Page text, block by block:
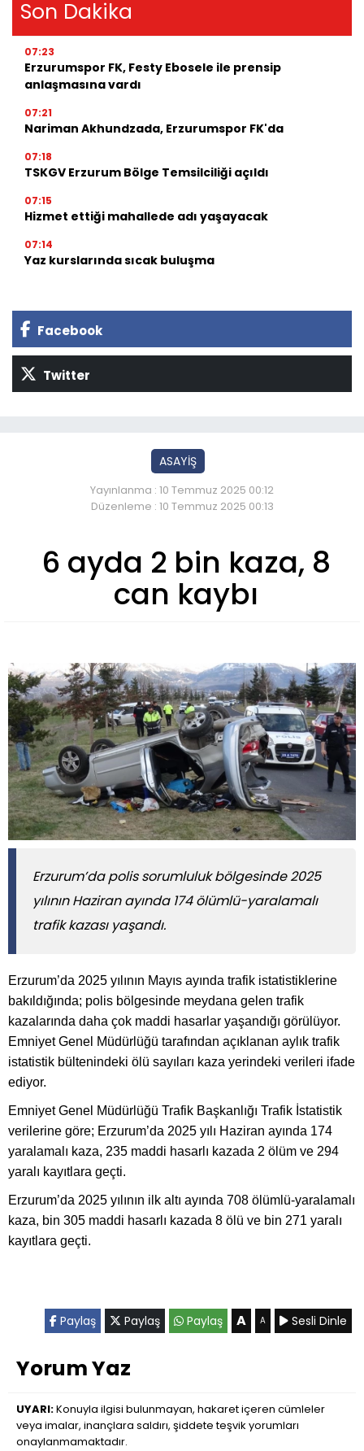
Son Dakika
07:23
Erzurumspor FK, Festy Ebosele ile prensip
anlaşmasına vardı
07:21
Nariman Akhundzada, Erzurumspor FK'da
07:18
TSKGV Erzurum Bölge Temsilciliği açıldı
07:15
Hizmet ettiği mahallede adı yaşayacak
07:14
Yaz kurslarında sıcak buluşma
Facebook
Twitter
ASAYİŞ
Yayınlanma : 10 Temmuz 2025 00:12
Düzenleme : 10 Temmuz 2025 00:13
6 ayda 2 bin kaza, 8
can kaybı
​​​​​​​Erzurum’da polis sorumluluk bölgesinde 2025
yılının Haziran ayında 174 ölümlü-yaralamalı
trafik kazası yaşandı.
Erzurum’da 2025 yılının Mayıs ayında trafik istatistiklerine
bakıldığında; polis bölgesinde meydana gelen trafik
kazalarında daha çok maddi hasarlar yaşandığı görülüyor.
Emniyet Genel Müdürlüğü tarafından açıklanan aylık trafik
istatistik bültenindeki ölü sayıları kaza yerindeki verileri ifade
ediyor.
Emniyet Genel Müdürlüğü Trafik Başkanlığı Trafik İstatistik
verilerine göre; Erzurum’da 2025 yılı Haziran ayında 174
yaralamalı kaza, 235 maddi hasarlı kazada 2 ölüm ve 294
yaralı kayıtlara geçti.
Erzurum’da 2025 yılının ilk altı ayında 708 ölümlü-yaralamalı
kaza, bin 305 maddi hasarlı kazada 8 ölü ve bin 271 yaralı
kayıtlara geçti.
Paylaş Paylaş Paylaş A A Sesli Dinle
Yorum Yaz
UYARI:Konuyla ilgisi bulunmayan, hakaret içeren cümleler
veya imalar, inançlara saldırı, şiddete teşvik yorumları
onaylanmamaktadır.